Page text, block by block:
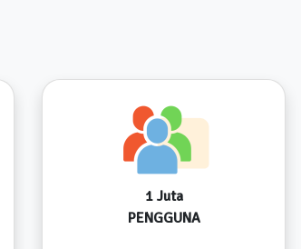
1 Juta
PENGGUNA